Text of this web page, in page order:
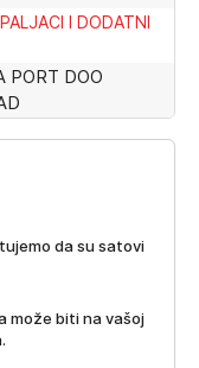
da su satovi
može biti na vašoj
I DODATNI
PORT DOO